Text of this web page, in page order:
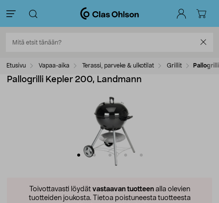
Etusivu Vapaa-aika Terassi, parveke & ulkotilat Grillit
Pallogrilli Kepler 200, Landmann
Toivottavasti löydät vastaavan tuotteenalla olevien
tuotteiden joukosta. Tietoa poistuneesta tuotteesta